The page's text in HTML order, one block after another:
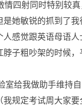
四射同时特别较真
她敏锐的抓到了
感觉跟英语母语
子粗吵架的时候
给我做助手维持
规定考试周大家